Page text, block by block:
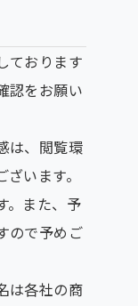
ております
認をお願い
は、閲覧環
います。
。また、予
ので予めご
は各社の商